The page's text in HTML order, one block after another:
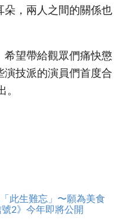
朵，兩人之間的關係也
希望帶給觀眾們痛快懲
技派的演員們首度合
此生難忘」〜願為美食
2》今年即將公開